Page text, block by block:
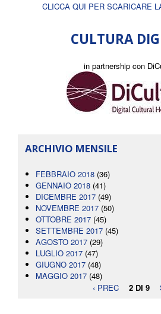
CLICCA QUI PER SCARICARE
CULTURA
in partnership con
ARCHIVIO MENSILE
FEBBRAIO 2018 (36)
GENNAIO 2018 (41)
DICEMBRE 2017 (49)
NOVEMBRE 2017 (50)
OTTOBRE 2017 (45)
SETTEMBRE 2017 (45)
AGOSTO 2017 (29)
LUGLIO 2017 (47)
GIUGNO 2017 (48)
MAGGIO 2017 (48)
‹ PREC
2 DI 9